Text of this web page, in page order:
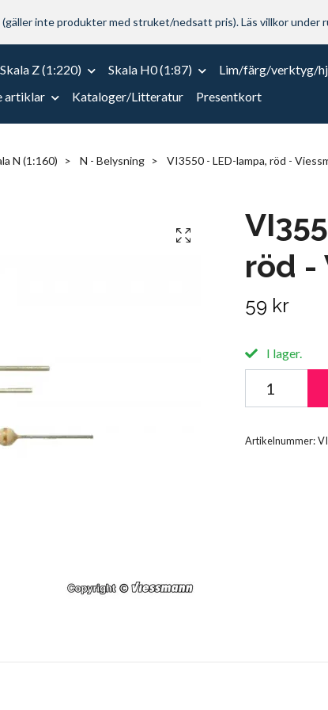
inte produkter med struket/nedsatt pris). Läs villkor under
Skala Z (1:220) Skala H0 (1:87)
Lim/färg/verktyg/
artiklar
Kataloger/Litteratur Presentkort
N (1:160) N - Belysning VI3550 - LED-lampa, röd -
röd -
59 kr
I lager.
Artikelnummer: